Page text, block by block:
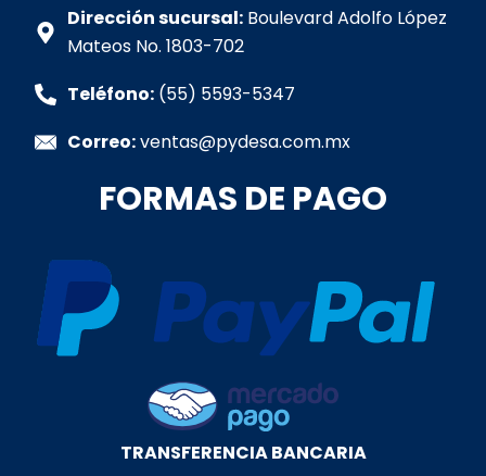
p
p
o
k
-
r
i
e
Dirección sucursal: Boulevard Adolfo López
Mateos No. 1803-702
Teléfono: (55) 5593-5347
Correo:ventas@pydesa.com.mx
FORMAS DE PAGO
TRANSFERENCIA BANCARIA